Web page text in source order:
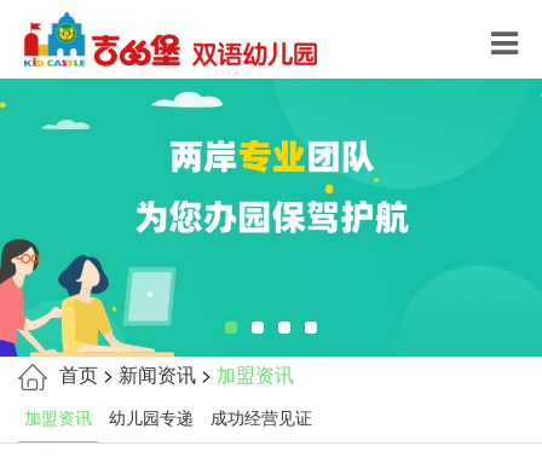
首页 > 新闻资讯 > 加盟资讯
加盟资讯 幼儿园专递 成功经营见证